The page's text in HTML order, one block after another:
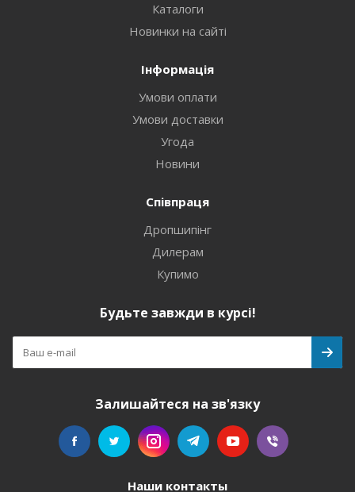
Каталоги
Новинки на сайті
Інформація
Умови оплати
Умови доставки
Угода
Новини
Співпраця
Дропшипінг
Дилерам
Купимо
Будьте завжди в курсі!
Залишайтеся на зв'язку
Наши контакты